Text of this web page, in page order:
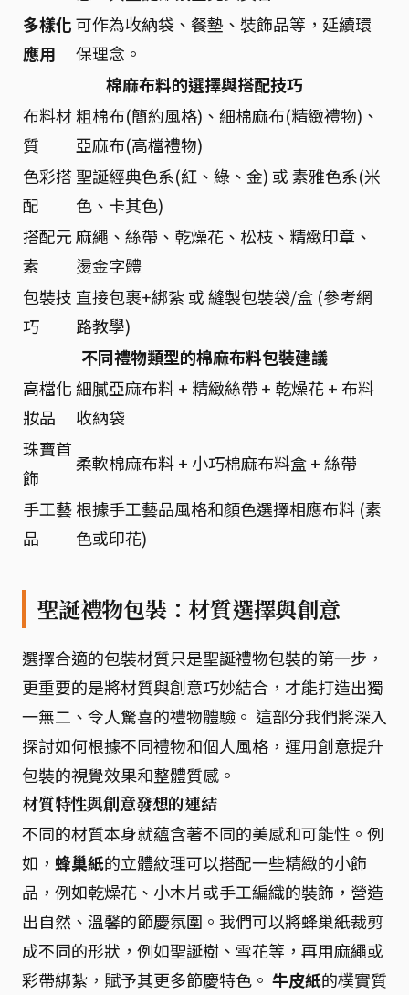
多樣化
應用
可作為收納袋、餐墊、裝飾品等，延續環
保理念。
棉麻布料的選擇與搭配技巧
布料材
質
粗棉布(簡約風格)、細棉麻布(精緻禮物)、
亞麻布(高檔禮物)
色彩搭
配
聖誕經典色系(紅、綠、金) 或 素雅色系(米
色、卡其色)
搭配元
素
麻繩、絲帶、乾燥花、松枝、精緻印章、
燙金字體
包裝技
巧
直接包裹+綁紮 或 縫製包裝袋/盒 (參考網
路教學)
不同禮物類型的棉麻布料包裝建議
高檔化
妝品
細膩亞麻布料 + 精緻絲帶 + 乾燥花 + 布料
收納袋
珠寶首
飾
柔軟棉麻布料 + 小巧棉麻布料盒 + 絲帶
手工藝
品
根據手工藝品風格和顏色選擇相應布料 (素
色或印花)
聖誕禮物包裝：材質選擇與創意
選擇合適的包裝材質只是聖誕禮物包裝的第一步，
更重要的是將材質與創意巧妙結合，才能打造出獨
一無二、令人驚喜的禮物體驗。 這部分我們將深入
探討如何根據不同禮物和個人風格，運用創意提升
包裝的視覺效果和整體質感。
材質特性與創意發想的連結
不同的材質本身就蘊含著不同的美感和可能性。例
如， 蜂巢紙的立體紋理可以搭配一些精緻的小飾
品，例如乾燥花、小木片或手工編織的裝飾，營造
出自然、溫馨的節慶氛圍。我們可以將蜂巢紙裁剪
成不同的形狀，例如聖誕樹、雪花等，再用麻繩或
彩帶綁紮，賦予其更多節慶特色。 牛皮紙的樸實質